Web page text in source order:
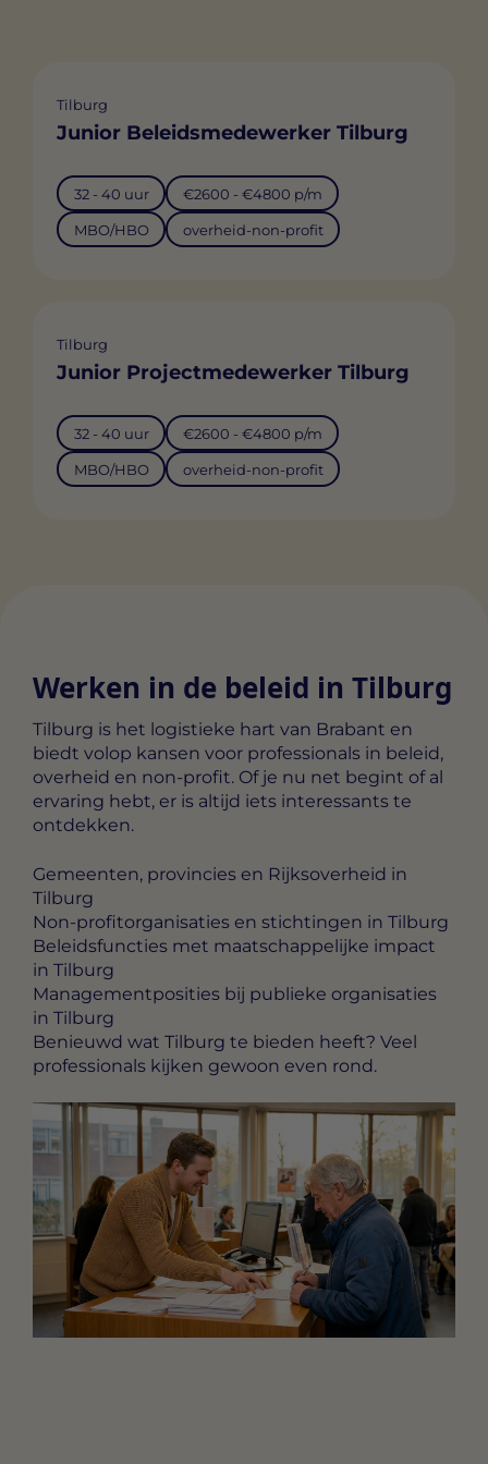
Tilburg
Junior Beleidsmedewerker Tilburg
32 - 40 uur €2600 - €4800 p/m
MBO/HBO overheid-non-profit
Tilburg
Junior Projectmedewerker Tilburg
32 - 40 uur €2600 - €4800 p/m
MBO/HBO overheid-non-profit
Werken in de beleid in Tilburg
Tilburg is het logistieke hart van Brabant en
biedt volop kansen voor professionals in beleid,
overheid en non-profit. Of je nu net begint of al
ervaring hebt, er is altijd iets interessants te
ontdekken.
Gemeenten, provincies en Rijksoverheid in
Tilburg
Non-profitorganisaties en stichtingen in Tilburg
Beleidsfuncties met maatschappelijke impact
in Tilburg
Managementposities bij publieke organisaties
in Tilburg
Benieuwd wat Tilburg te bieden heeft? Veel
professionals kijken gewoon even rond.